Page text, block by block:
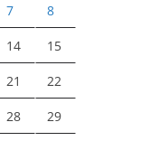
7 8
14 15
21 22
28 29